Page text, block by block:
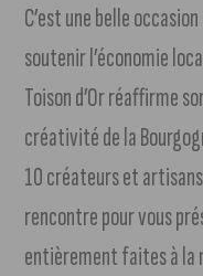
C’est une belle
soutenir l’économie
Toison d’Or réaffirme
créativité de la
10 créateurs et
rencontre pour vous
entièrement faites à la